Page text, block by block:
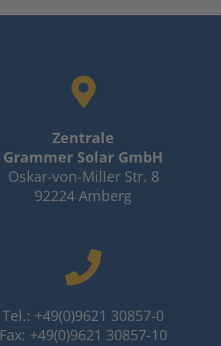
Zentrale
Grammer Solar GmbH
Oskar-von-Miller Str. 8
92224 Amberg
Tel.: +49(0)9621 30857-0
Fax: +49(0)9621 30857-10